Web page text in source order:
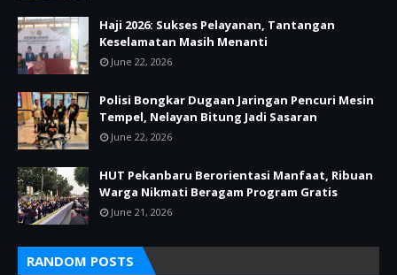
Haji 2026: Sukses Pelayanan, Tantangan
Keselamatan Masih Menanti
June 22, 2026
Polisi Bongkar Dugaan Jaringan Pencuri Mesin
Tempel, Nelayan Bitung Jadi Sasaran
June 22, 2026
HUT Pekanbaru Berorientasi Manfaat, Ribuan
Warga Nikmati Beragam Program Gratis
June 21, 2026
RANDOM POSTS